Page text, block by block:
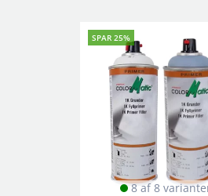
SPAR 25%
8 af 8